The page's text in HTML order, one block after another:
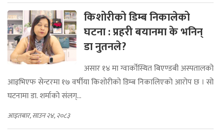
किशोरीको डिम्ब निकालेको
घटना : प्रहरी बयानमा के भनिन्
डा नुतनले?
असार १४ मा ग्वार्कोस्थित बिएण्डबी अस्पतालको
आइभिएफ सेन्टरमा १७ वर्षीया किशोरीको डिम्ब निकालिएको आरोप छ । सो
घटनामा डा. शर्माको संलग्...
आइतबार, साउन २४, २०८३